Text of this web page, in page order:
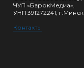
ЧУП «БарокМедиа»,
УНП 391272241, г.Минск
Контакты